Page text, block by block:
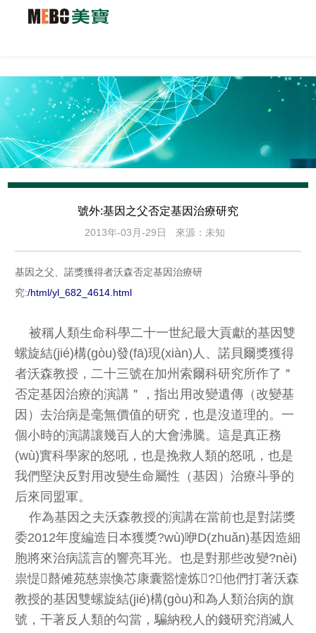
號外:基因之父否定基因治療研究
2013年-03月-29日 來源：未知
基因之父、諾獎獲得者沃森否定基因治療研
究:/html/yl_682_4614.html
被稱人類生命科學二十一世紀最大貢獻的基因雙
螺旋結(jié)構(gòu)發(fā)現(xiàn)人、諾貝爾獎獲得
者沃森教授，二十三號在加州索爾科研究所作了＂
否定基因治療的演講＂，指出用改變遺傳（改變基
因）去治病是毫無價值的研究，也是沒道理的。一
個小時的演講讓幾百人的大會沸騰。這是真正務
(wù)實科學家的怒吼，也是挽救人類的怒吼，也是
我們堅決反對用改變生命屬性（基因）治療斗爭的
后來同盟軍。
作為基因之夫沃森教授的演講在當前也是對諾獎
委2012年度編造日本獲獎?wù)咿D(zhuǎn)基因造細
胞將來治病謊言的響亮耳光。也是對那些改變?nèi)
祟惿鼘傩苑慈祟愌芯康囊豁懥炼?，他們打著沃森
教授的基因雙螺旋結(jié)構(gòu)和為人類治病的旗
號，干著反人類的勾當，騙納稅人的錢研究消滅人